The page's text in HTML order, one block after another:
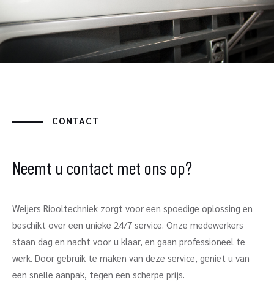
CONTACT
Neemt u contact met ons op?
Weijers Riooltechniek zorgt voor een spoedige oplossing en
beschikt over een unieke 24/7 service. Onze medewerkers
staan dag en nacht voor u klaar, en gaan professioneel te
werk. Door gebruik te maken van deze service, geniet u van
een snelle aanpak, tegen een scherpe prijs.